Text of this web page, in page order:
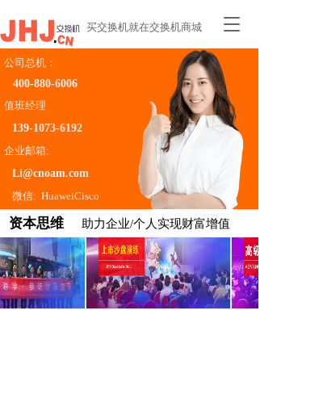
T
e
n
a
i
n
买交换机就在交换机商城
公司总机：
400-880-6006
值班经理
139-1073-6192
企业邮箱:
Li@cnoam.com
微信:  HuaweiCisco
助力企业/个人实现财富增值
资本思维